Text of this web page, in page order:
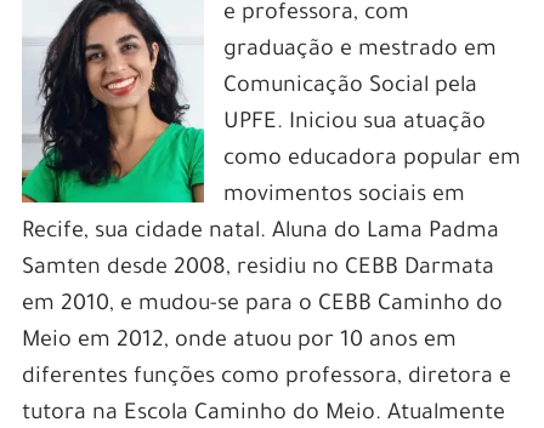
e professora, com
graduação e mestrado em
Comunicação Social pela
UPFE. Iniciou sua atuação
como educadora popular em
movimentos sociais em
Recife, sua cidade natal. Aluna do Lama Padma
Samten desde 2008, residiu no CEBB Darmata
em 2010, e mudou-se para o CEBB Caminho do
Meio em 2012, onde atuou por 10 anos em
diferentes funções como professora, diretora e
tutora na Escola Caminho do Meio. Atualmente